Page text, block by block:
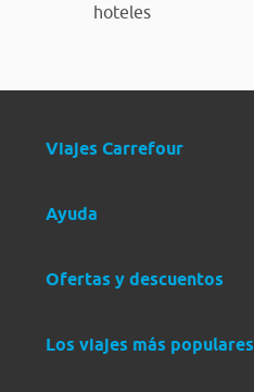
hoteles
Viajes Carrefour
Ayuda
Ofertas y descuentos
Los viajes más populares